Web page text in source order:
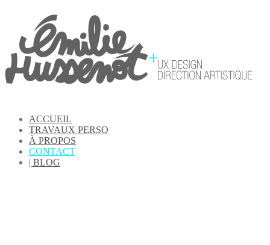
ACCUEIL
TRAVAUX PERSO
À PROPOS
CONTACT
| BLOG